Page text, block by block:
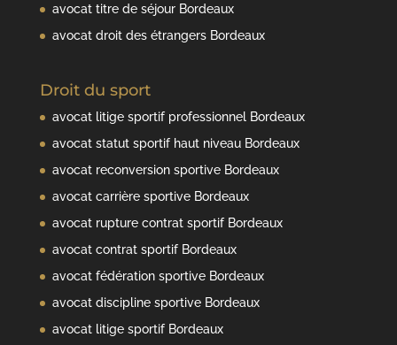
avocat titre de séjour Bordeaux
avocat droit des étrangers Bordeaux
Droit du sport
avocat litige sportif professionnel Bordeaux
avocat statut sportif haut niveau Bordeaux
avocat reconversion sportive Bordeaux
avocat carrière sportive Bordeaux
avocat rupture contrat sportif Bordeaux
avocat contrat sportif Bordeaux
avocat fédération sportive Bordeaux
avocat discipline sportive Bordeaux
avocat litige sportif Bordeaux